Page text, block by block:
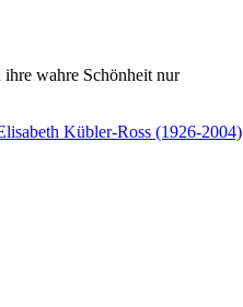
wahre Schönheit nur
Kübler-Ross (1926-2004)